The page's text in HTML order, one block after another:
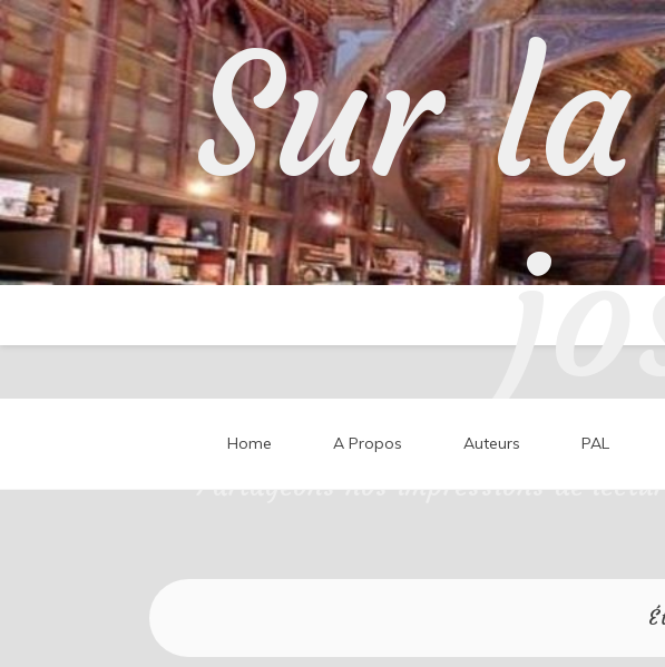
Skip
to
content
Sur
Partageons nos impressions de
Home A Propos Auteurs PAL